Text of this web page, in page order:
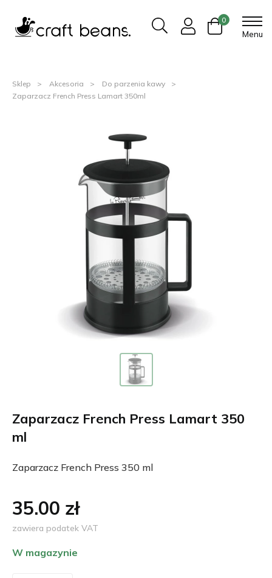
Menu
0
Sklep Akcesoria
Do parzenia kawy
Zaparzacz French Press Lamart 350ml
Zaparzacz French Press Lamart 350
ml
Zaparzacz French Press 350 ml
35.00 zł
zawiera podatek VAT
W magazynie